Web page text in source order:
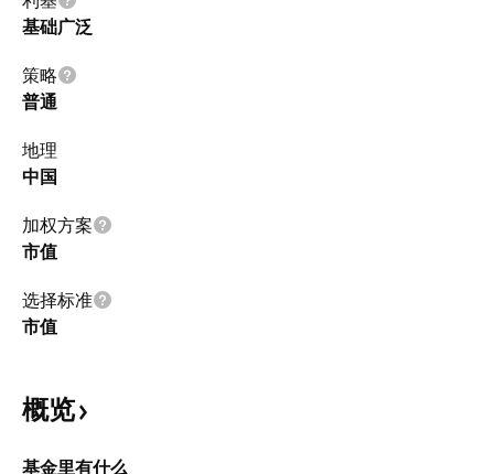
基础广泛
策略
普通
地理
中国
加权方案
市值
选择标准
市值
概览
基金里有什么